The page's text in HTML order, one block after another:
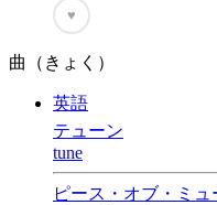
♥
曲（きょく）
英語
テューン
tune
ピース・オブ・ミュ